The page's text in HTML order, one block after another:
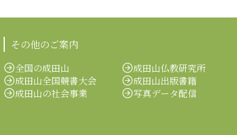
その他のご案内
全国の成田山
成田山全国競書大会
成田山の社会事業
成田山仏教研究所
成田山出版書籍
写真データ配信